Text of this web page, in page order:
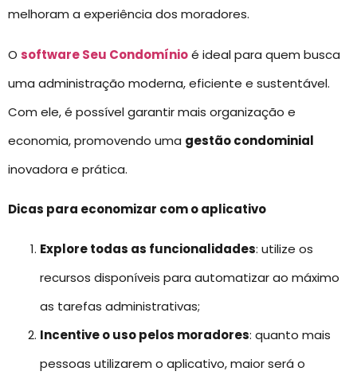
melhoram a experiência dos moradores.
O software Seu Condomínioé ideal para quem busca
uma administração moderna, eficiente e sustentável.
Com ele, é possível garantir mais organização e
economia, promovendo uma gestão condominial
inovadora e prática.
Dicas para economizar com o aplicativo
Explore todas as funcionalidades: utilize os
recursos disponíveis para automatizar ao máximo
as tarefas administrativas;
Incentive o uso pelos moradores: quanto mais
pessoas utilizarem o aplicativo, maior será o